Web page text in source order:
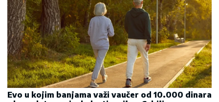
Evo u kojim banjama važi vaučer od 10.000 dinara